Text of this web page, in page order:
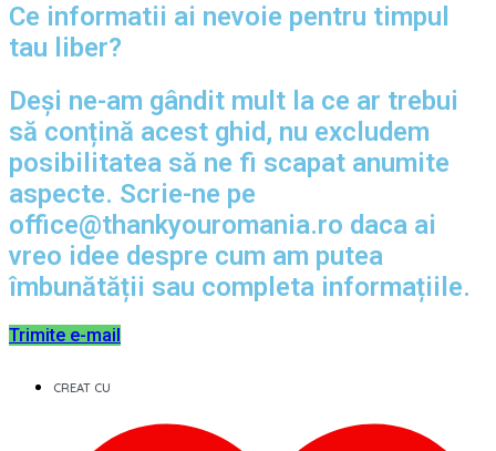
Ce informatii ai nevoie pentru timpul
tau liber?
Deși ne-am gândit mult la ce ar trebui
să conțină acest ghid, nu excludem
posibilitatea să ne fi scapat anumite
aspecte. Scrie-ne pe
office@thankyouromania.ro daca ai
vreo idee despre cum am putea
îmbunătății sau completa informațiile.
Trimite e-mail
CREAT CU